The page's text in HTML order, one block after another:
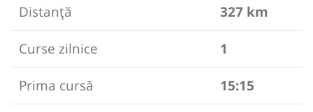
Distanță
327 km
Curse zilnice
1
Prima cursă
15:15